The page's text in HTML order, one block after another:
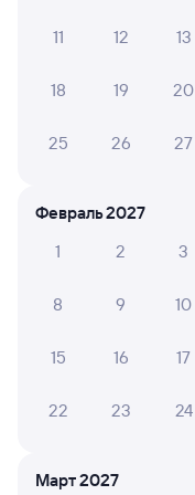
замечательный )
Фото не сделала, но
бумага . Вежливые
спасибо за
Олеся Р.
Вагон старый, но
11 12 13
18 19 20
25 26 27
Февраль 2027
1
2 3
8 9 10
15 16 17
22 23 24
Март 2027